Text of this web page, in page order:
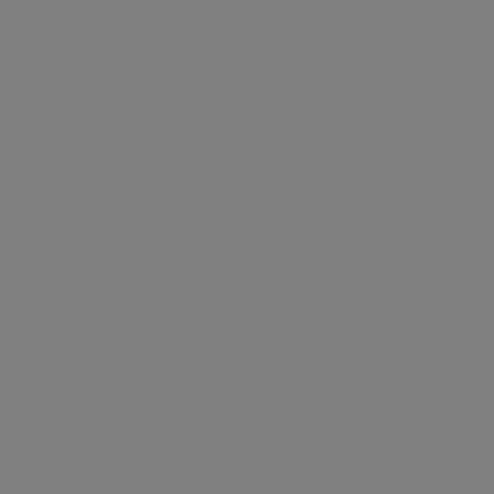
létrehozott,
név, logó,
tulajdonában
amely a
nélkül harmadik
nem